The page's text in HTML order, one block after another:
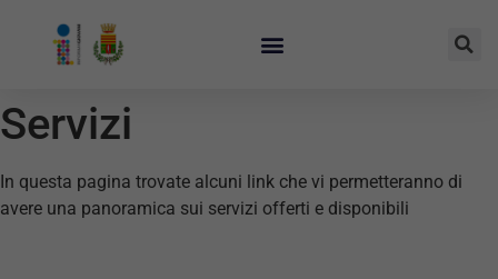
Servizi
In questa pagina trovate alcuni link che vi permetteranno di
avere una panoramica sui servizi offerti e disponibili